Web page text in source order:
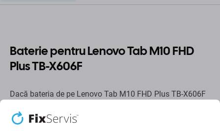
Baterie pentru Lenovo Tab M10 FHD
Plus TB-X606F
Dacă bateria de pe Lenovo Tab M10 FHD Plus TB-X606F